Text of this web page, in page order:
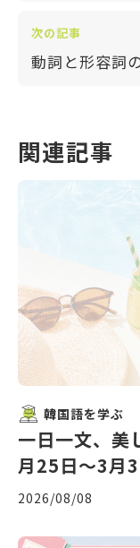
次の記事
動詞と形容詞
関連記事
韓国語を学ぶ
一日一文、美
月25日〜3月
2026/08/08